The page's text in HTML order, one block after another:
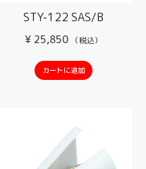
STY-122 SAS/B
¥ 25,850 （税込）
カートに追加